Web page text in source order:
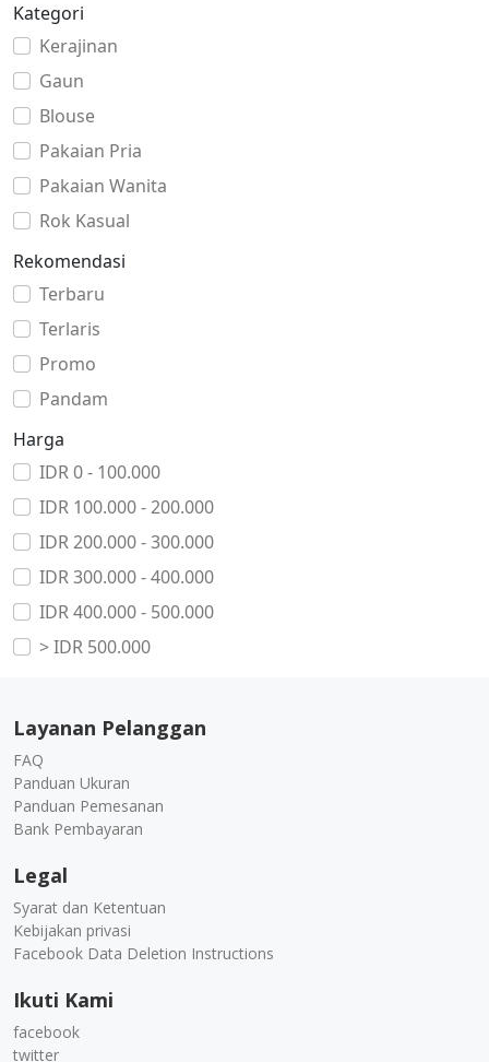
Kategori
Kerajinan
Gaun
Blouse
Pakaian Pria
Pakaian Wanita
Rok Kasual
Rekomendasi
Terbaru
Terlaris
Promo
Pandam
Harga
IDR 0 - 100.000
IDR 100.000 - 200.000
IDR 200.000 - 300.000
IDR 300.000 - 400.000
IDR 400.000 - 500.000
> IDR 500.000
Layanan Pelanggan
FAQ
Panduan Ukuran
Panduan Pemesanan
Bank Pembayaran
Legal
Syarat dan Ketentuan
Kebijakan privasi
Facebook Data Deletion Instructions
Ikuti Kami
facebook
twitter